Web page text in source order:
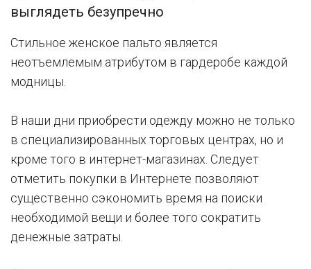
выглядеть безупречно
Стильное женское пальто является
неотъемлемым атрибутом в гардеробе каждой
модницы.
В наши дни приобрести одежду можно не только
в специализированных торговых центрах, но и
кроме того в интернет-магазинах. Следует
отметить покупки в Интернете позволяют
существенно сэкономить время на поиски
необходимой вещи и более того сократить
денежные затраты.